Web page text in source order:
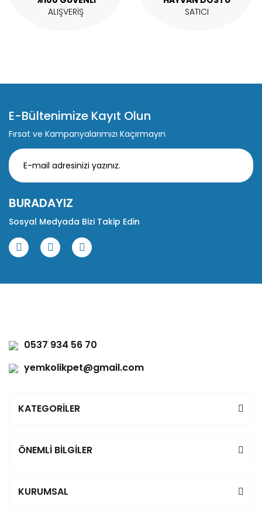
ALIŞVERİŞ
SATICI
E-Bültenimize Kayıt Olun
Fırsat ve Kampanyalarımızı Kaçırmayın
BURADAYIZ
Sosyal Medyada Bizi Takip Edin
0537 934 56 70
yemkolikpet@gmail.com
KATEGORİLER
ÖNEMLİ BİLGİLER
KURUMSAL